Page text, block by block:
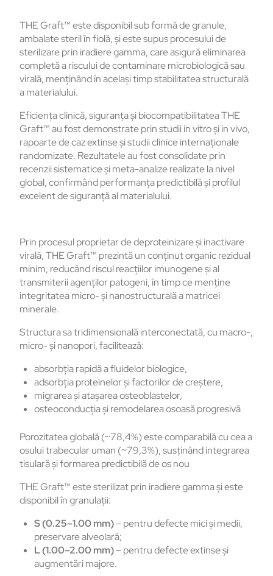
THE Graft™ este disponibil sub formă de granule,
ambalate steril în fiolă, și este supus procesului de
sterilizare prin iradiere gamma, care asigură eliminarea
completă a riscului de contaminare microbiologică sau
virală, menținând în același timp stabilitatea structurală
a materialului.
Eficiența clinică, siguranța și biocompatibilitatea THE
Graft™ au fost demonstrate prin studii in vitro și in vivo,
rapoarte de caz extinse și studii clinice internaționale
randomizate. Rezultatele au fost consolidate prin
recenzii sistematice și meta-analize realizate la nivel
global, confirmând performanța predictibilă și profilul
excelent de siguranță al materialului.
Prin procesul proprietar de deproteinizare și inactivare
virală, THE Graft™ prezintă un conținut organic rezidual
minim, reducând riscul reacțiilor imunogene și al
transmiterii agenților patogeni, în timp ce menține
integritatea micro- și nanostructurală a matricei
minerale.
Structura sa tridimensională interconectată, cu macro-,
micro- și nanopori, facilitează:
absorbția rapidă a fluidelor biologice,
adsorbția proteinelor și factorilor de creștere,
migrarea și atașarea osteoblastelor,
osteoconducția și remodelarea osoasă progresivă
Porozitatea globală (~78,4%) este comparabilă cu cea a
osului trabecular uman (~79,3%), susținând integrarea
tisulară și formarea predictibilă de os nou
THE Graft™ este sterilizat prin iradiere gamma și este
disponibil în granulații:
S (0.25–1.00 mm)– pentru defecte mici și medii,
preservare alveolară;
L (1.00–2.00 mm)– pentru defecte extinse și
augmentări majore.